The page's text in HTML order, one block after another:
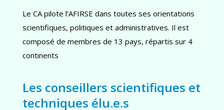
Le CA pilote l’AFIRSE dans toutes ses orientations
scientifiques, politiques et administratives. Il est
composé de membres de 13 pays, répartis sur 4
continents
Les conseillers scientifiques et
techniques élu.e.s